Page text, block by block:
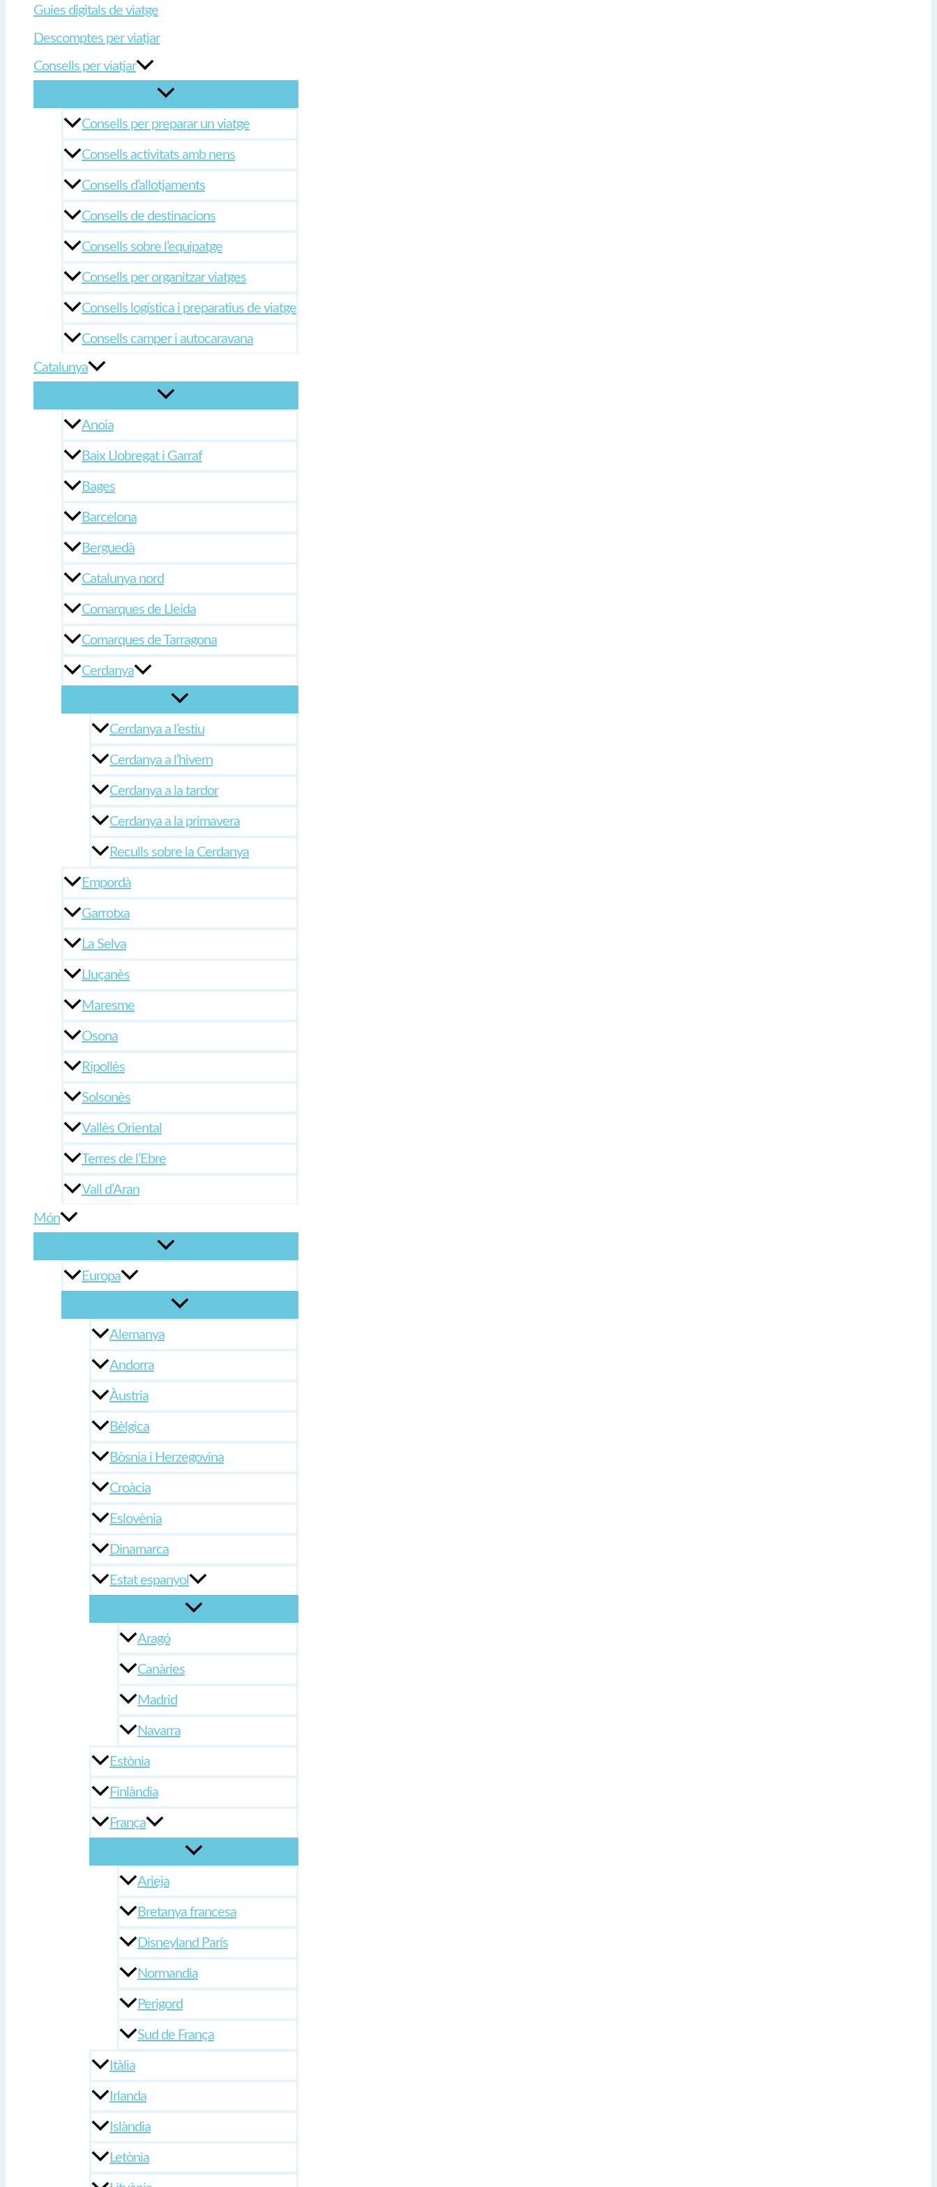
Guies digitals de viatge
Descomptes per viatjar
Consells per viatjar
Consells per preparar un viatge
Consells activitats amb nens
Consells d’allotjaments
Consells de destinacions
Consells sobre l’equipatge
Consells per organitzar viatges
Consells logística i preparatius de viatge
Consells camper i autocaravana
Catalunya
Anoia
Baix Llobregat i Garraf
Bages
Barcelona
Berguedà
Catalunya nord
Comarques de Lleida
Comarques de Tarragona
Cerdanya
Cerdanya a l’estiu
Cerdanya a l’hivern
Cerdanya a la tardor
Cerdanya a la primavera
Reculls sobre la Cerdanya
Empordà
Garrotxa
La Selva
Lluçanès
Maresme
Osona
Ripollès
Solsonès
Vallès Oriental
Terres de l’Ebre
Vall d’Aran
Món
Europa
Alemanya
Andorra
Àustria
Bèlgica
Bòsnia i Herzegovina
Croàcia
Eslovènia
Dinamarca
Estat espanyol
Aragó
Canàries
Madrid
Navarra
Estònia
Finlàndia
França
Arieja
Bretanya francesa
Disneyland París
Normandia
Perigord
Sud de França
Itàlia
Irlanda
Islàndia
Letònia